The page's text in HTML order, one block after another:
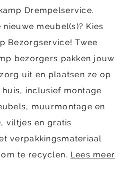
Drempelservice.
meubel(s)? Kies
Bezorgservice! Twee
bezorgers pakken jouw
uit en plaatsen ze op
inclusief montage
muurmontage en
viltjes en gratis
verpakkingsmateriaal
te recyclen. Lees meer